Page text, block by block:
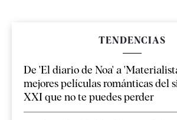
TENDENCIAS
De 'El diario de Noa' a
mejores películas románticas del
XXI que no te puedes perder